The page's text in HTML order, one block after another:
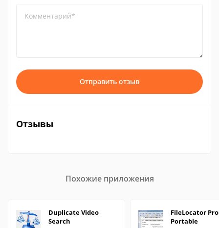
Комментарий*
Отправить отзыв
Отзывы
Похожие приложения
Duplicate Video
Search
FileLocator Pro
Portable